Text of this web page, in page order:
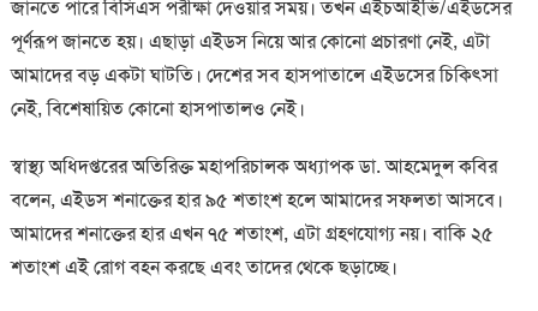
জানতে পারে বিসিএস পরীক্ষা দেওয়ার সময়। তখন এইচআইভি/এইডসের
পূর্ণরূপ জানতে হয়। এছাড়া এইডস নিয়ে আর কোনো প্রচারণা নেই, এটা
আমাদের বড় একটা ঘাটতি। দেশের সব হাসপাতালে এইডসের চিকিৎসা
নেই, বিশেষায়িত কোনো হাসপাতালও নেই।
স্বাস্থ্য অধিদপ্তরের অতিরিক্ত মহাপরিচালক অধ্যাপক ডা. আহমেদুল কবির
বলেন, এইডস শনাক্তের হার ৯৫ শতাংশ হলে আমাদের সফলতা আসবে।
আমাদের শনাক্তের হার এখন ৭৫ শতাংশ, এটা গ্রহণযোগ্য নয়। বাকি ২৫
শতাংশ এই রোগ বহন করছে এবং তাদের থেকে ছড়াচ্ছে।